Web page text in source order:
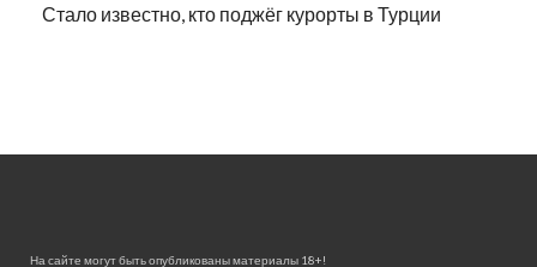
Стало известно, кто поджёг курорты в Турции
На сайте могут быть опубликованы материалы 18+!